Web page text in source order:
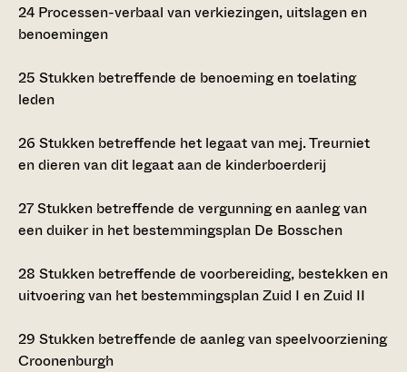
24 Processen-verbaal van verkiezingen, uitslagen en
benoemingen
25 Stukken betreffende de benoeming en toelating
leden
26 Stukken betreffende het legaat van mej. Treurniet
en dieren van dit legaat aan de kinderboerderij
27Stukken betreffende de vergunning en aanleg van
een duiker in het bestemmingsplan De Bosschen
28 Stukken betreffende de voorbereiding, bestekken en
uitvoering van het bestemmingsplan Zuid I en Zuid II
29 Stukken betreffende de aanleg van speelvoorziening
Croonenburgh